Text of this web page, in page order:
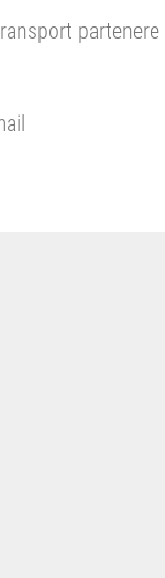
partenere